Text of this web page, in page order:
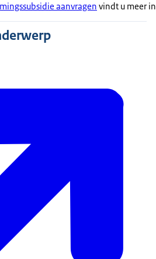
aanvragen vindt u meer